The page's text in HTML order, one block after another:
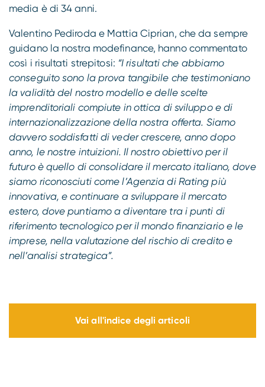
media è di 34 anni.
Valentino Pediroda e Mattia Ciprian, che da sempre
guidano la nostra modefinance, hanno commentato
così i risultati strepitosi: “I risultati che abbiamo
conseguito sono la prova tangibile che testimoniano
la validità del nostro modello e delle scelte
imprenditoriali compiute in ottica di sviluppo e di
internazionalizzazione della nostra offerta. Siamo
davvero soddisfatti di veder crescere, anno dopo
anno, le nostre intuizioni. Il nostro obiettivo per il
futuro è quello di consolidare il mercato italiano, dove
siamo riconosciuti come l’Agenzia di Rating più
innovativa, e continuare a sviluppare il mercato
estero, dove puntiamo a diventare tra i punti di
riferimento tecnologico per il mondo finanziario e le
imprese, nella valutazione del rischio di credito e
nell’analisi strategica”.
Vai all'indice degli articoli